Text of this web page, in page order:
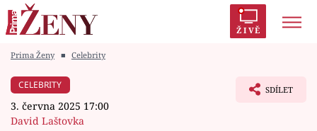
ŽIVĚ
Módní alarm
Prima Ženy ■ Celebrity
CELEBRITY
3. června 2025 17:00
David Laštovka
SDÍLET